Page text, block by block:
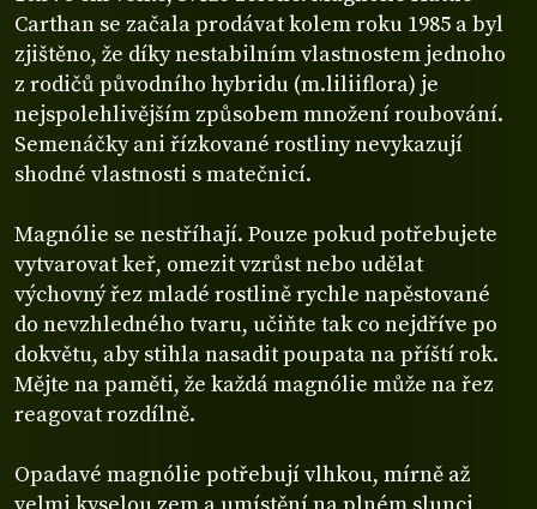
Carthan se začala prodávat kolem roku 1985 a byl
zjištěno, že díky nestabilním vlastnostem jednoho
z rodičů původního hybridu (m.liliiflora) je
nejspolehlivějším způsobem množení roubování.
Semenáčky ani řízkované rostliny nevykazují
shodné vlastnosti s matečnicí.
Magnólie se nestříhají. Pouze pokud potřebujete
vytvarovat keř, omezit vzrůst nebo udělat
výchovný řez mladé rostlině rychle napěstované
do nevzhledného tvaru, učiňte tak co nejdříve po
dokvětu, aby stihla nasadit poupata na příští rok.
Mějte na paměti, že každá magnólie může na řez
reagovat rozdílně.
Opadavé magnólie potřebují vlhkou, mírně až